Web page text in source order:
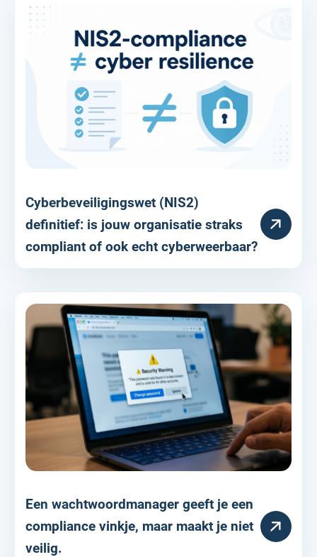
RESOURCE
Cyberbeveiligingswet (NIS2)
definitief: is jouw organisatie straks
compliant of ook echt cyberweerbaar?
HULPARTIKEL
Een wachtwoordmanager geeft je een
compliance vinkje, maar maakt je niet
veilig.